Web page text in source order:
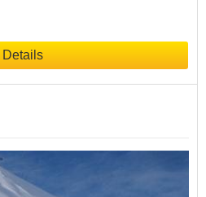
Details